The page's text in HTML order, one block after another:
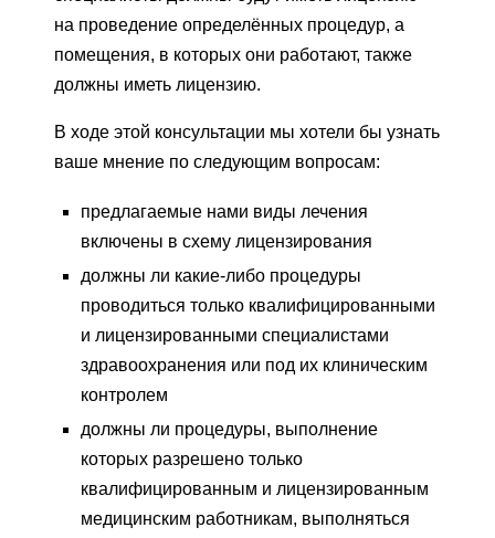
на проведение определённых процедур, а
помещения, в которых они работают, также
должны иметь лицензию.
В ходе этой консультации мы хотели бы узнать
ваше мнение по следующим вопросам:
предлагаемые нами виды лечения
включены в схему лицензирования
должны ли какие-либо процедуры
проводиться только квалифицированными
и лицензированными специалистами
здравоохранения или под их клиническим
контролем
должны ли процедуры, выполнение
которых разрешено только
квалифицированным и лицензированным
медицинским работникам, выполняться